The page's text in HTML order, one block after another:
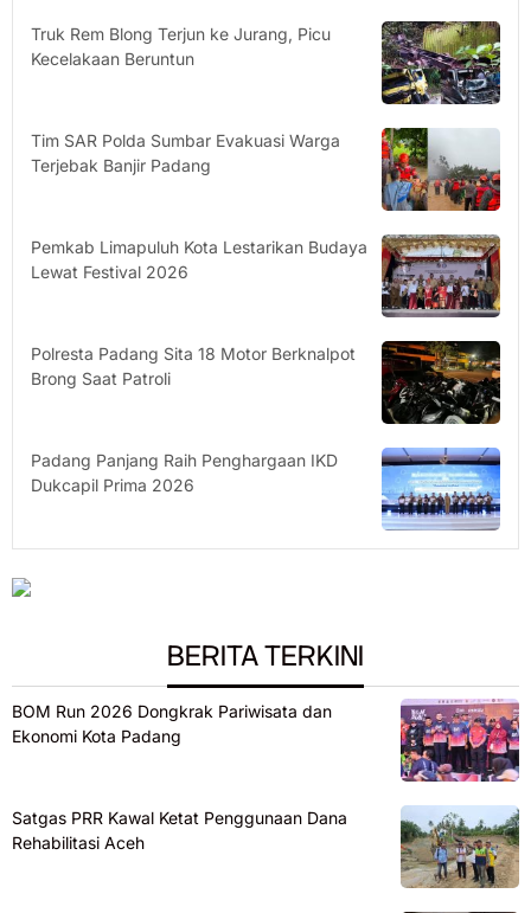
Truk Rem Blong Terjun ke Jurang, Picu
Kecelakaan Beruntun
Tim SAR Polda Sumbar Evakuasi Warga
Terjebak Banjir Padang
Pemkab Limapuluh Kota Lestarikan Budaya
Lewat Festival 2026
Polresta Padang Sita 18 Motor Berknalpot
Brong Saat Patroli
Padang Panjang Raih Penghargaan IKD
Dukcapil Prima 2026
BERITA TERKINI
BOM Run 2026 Dongkrak Pariwisata dan
Ekonomi Kota Padang
Satgas PRR Kawal Ketat Penggunaan Dana
Rehabilitasi Aceh